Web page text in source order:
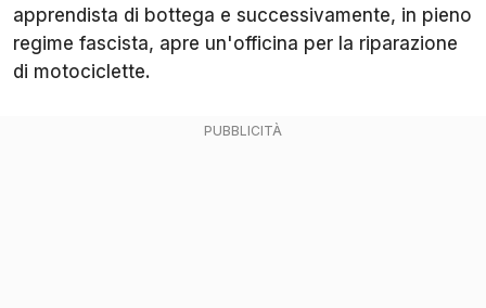
apprendista di bottega e successivamente, in pieno
regime fascista, apre un'officina per la riparazione
di motociclette.